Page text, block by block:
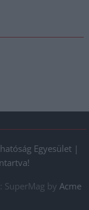
Egyesület |
SuperMag by Acme